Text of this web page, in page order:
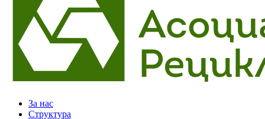
За нас
Структура